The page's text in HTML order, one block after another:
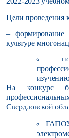
Цели проведения
– формирование
культуре
На конкурс
Свердловской